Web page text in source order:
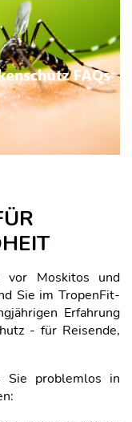
vor Moskitos und
Sie im TropenFit-
Erfahrung
- für Reisende,
Sie problemlos in